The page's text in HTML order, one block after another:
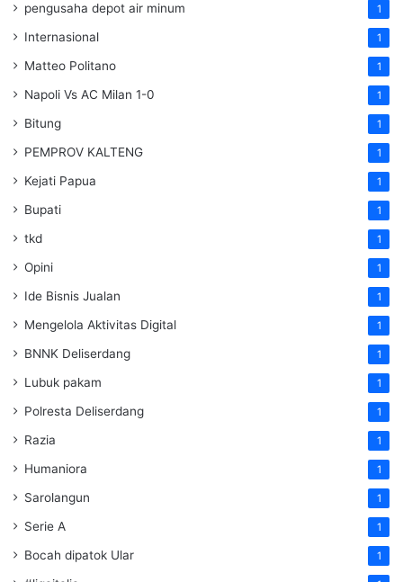
pengusaha depot air minum 1
Internasional 1
Matteo Politano 1
Napoli Vs AC Milan 1-0 1
Bitung 1
PEMPROV KALTENG 1
Kejati Papua 1
Bupati 1
tkd 1
Opini 1
Ide Bisnis Jualan 1
Mengelola Aktivitas Digital 1
BNNK Deliserdang 1
Lubuk pakam 1
Polresta Deliserdang 1
Razia 1
Humaniora 1
Sarolangun 1
Serie A 1
Bocah dipatok Ular 1